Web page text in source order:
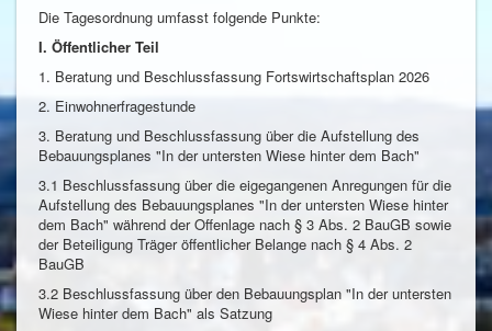
Die Tagesordnung umfasst folgende Punkte:
I. Öffentlicher Teil
1. Beratung und Beschlussfassung Fortswirtschaftsplan 2026
2. Einwohnerfragestunde
3. Beratung und Beschlussfassung über die Aufstellung des
Bebauungsplanes "In der untersten Wiese hinter dem Bach"
3.1 Beschlussfassung über die eigegangenen Anregungen für die
Aufstellung des Bebauungsplanes "In der untersten Wiese hinter
dem Bach" während der Offenlage nach § 3 Abs. 2 BauGB sowie
der Beteiligung Träger öffentlicher Belange nach § 4 Abs. 2
BauGB
3.2 Beschlussfassung über den Bebauungsplan "In der untersten
Wiese hinter dem Bach" als Satzung